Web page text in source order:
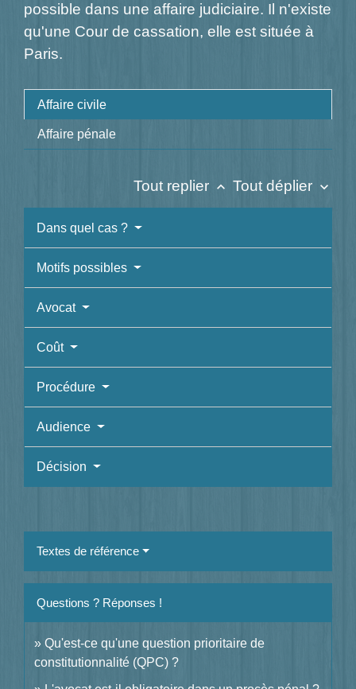
possible dans une affaire judiciaire. Il n'existe
qu'une Cour de cassation, elle est située à
Paris.
Affaire civile
Affaire pénale
Tout replier keyboard_arrow_up Tout déplier keyboard_arrow_down
Dans quel cas ?
Motifs possibles
Avocat
Coût
Procédure
Audience
Décision
Textes de référence
Questions ? Réponses !
Qu'est-ce qu'une question prioritaire de
constitutionnalité (QPC) ?